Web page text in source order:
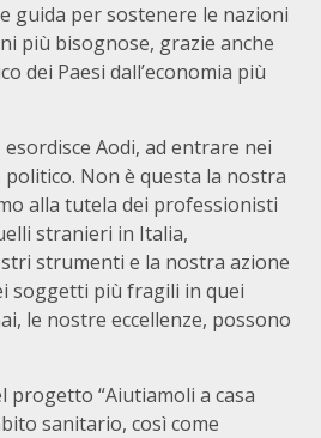
guida per sostenere le nazioni
più bisognose, grazie anche
dei Paesi dall’economia più
Aodi, ad entrare nei
Non è questa la nostra
alla tutela dei professionisti
stranieri in Italia,
strumenti e la nostra azione
soggetti più fragili in quei
le nostre eccellenze, possono
progetto “Aiutiamoli a casa
sanitario, così come